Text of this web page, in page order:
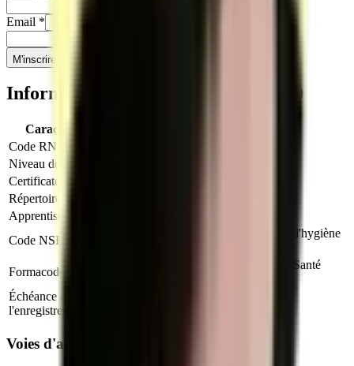
Email *
M'inscrire
Informations clés sur le titre RS6419
Caractéristique
Code RNCP
Niveau de qualification
Certificateur
Répertoire
Apprentissage
Code NSF
344r : Mise en oeuvre des règles d'hygiène
Formacode
22265 : Risque amiante, 42866 : Santé
Échéance de
l'enregistrement
Voies d'accès au titre professionnel